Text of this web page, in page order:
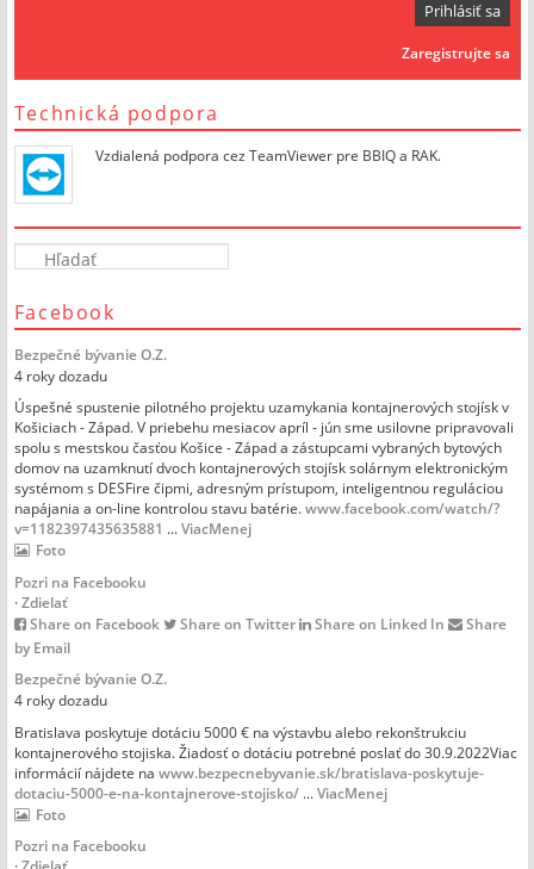
Zaregistrujte sa
Technická podpora
Vzdialená podpora cez TeamViewer pre BBIQ a RAK.
Facebook
Bezpečné bývanie O.Z.
4 roky dozadu
Úspešné spustenie pilotného projektu uzamykania kontajnerových stojísk v
Košiciach - Západ. V priebehu mesiacov apríl - jún sme usilovne pripravovali
spolu s mestskou časťou Košice - Západ a zástupcami vybraných bytových
domov na uzamknutí dvoch kontajnerových stojísk solárnym elektronickým
systémom s DESFire čipmi, adresným prístupom, inteligentnou reguláciou
napájania a on-line kontrolou stavu batérie.www.facebook.com/watch/?
v=1182397435635881 ...ViacMenej
Foto
Pozri na Facebooku
·Zdielať
Share on Facebook
Share on Twitter Share on Linked In
Share
by Email
Bezpečné bývanie O.Z.
4 roky dozadu
Bratislava poskytuje dotáciu 5000 € na výstavbu alebo rekonštrukciu
kontajnerového stojiska. Žiadosť o dotáciu potrebné poslať do 30.9.2022Viac
informácií nájdete na www.bezpecnebyvanie.sk/bratislava-poskytuje-
dotaciu-5000-e-na-kontajnerove-stojisko/ ...ViacMenej
Foto
Pozri na Facebooku